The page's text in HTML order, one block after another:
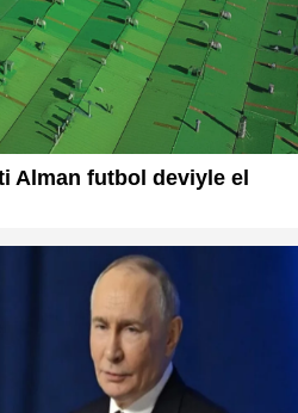
Alman futbol deviyle el